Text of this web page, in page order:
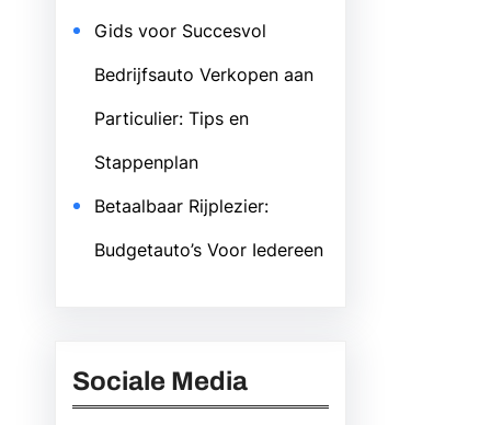
Gids voor Succesvol
Bedrijfsauto Verkopen aan
Particulier: Tips en
Stappenplan
Betaalbaar Rijplezier:
Budgetauto’s Voor Iedereen
Sociale Media